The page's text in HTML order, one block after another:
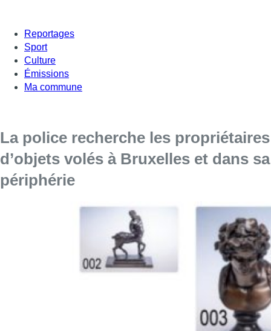
Reportages
Sport
Culture
Émissions
Ma commune
La police recherche les propriétaires
d’objets volés à Bruxelles et dans sa
périphérie